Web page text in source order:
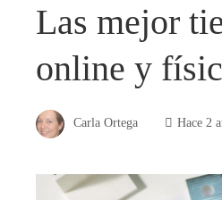
Las mejor
online y
Carla Ortega Hace 2